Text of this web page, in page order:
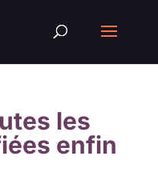
les
enfin